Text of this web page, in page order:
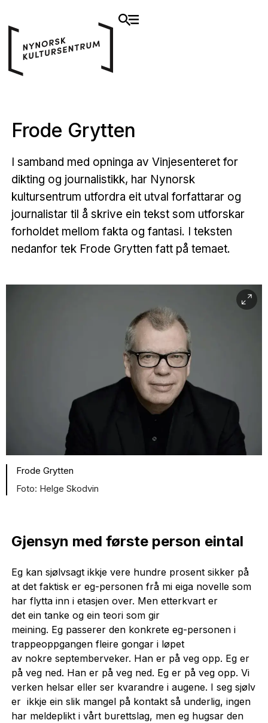
Frode Grytten
I samband med opninga av Vinjesenteret for
dikting og journalistikk, har Nynorsk
kultursentrum utfordra eit utval forfattarar og
journalistar til å skrive ein tekst som utforskar
forholdet mellom fakta og fantasi. I teksten
nedanfor tek Frode Grytten fatt på temaet.
Frode Grytten
Helge Skodvin
Gjensyn med første person eintal
Eg kan sjølvsagt ikkje vere hundre prosent sikker på
at det faktisk er eg-personen frå mi eiga novelle som
har flytta inn i etasjen over. Men etterkvart er
det ein tanke og ein teori som gir
meining. Eg passerer den konkrete eg-personen i
trappeoppgangen fleire gongar i løpet
av nokre septemberveker. Han er på veg opp. Eg er
på veg ned. Han er på veg ned. Eg er på veg opp. Vi
verken helsar eller ser kvarandre i augene. I seg sjølv
er ikkje ein slik mangel på kontakt så underlig, ingen
har meldeplikt i vårt burettslag, men eg hugsar den